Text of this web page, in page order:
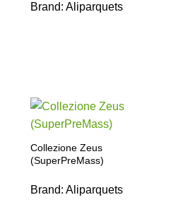
Brand: Aliparquets
Collezione Zeus
(SuperPreMass)
Brand: Aliparquets